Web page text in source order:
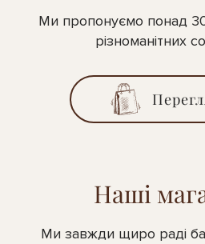
Ми пропонуємо понад
різноманітних
Наші
Ми завжди щиро раді